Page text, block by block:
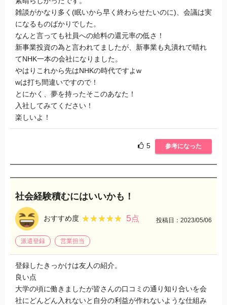
雑談がかなり多く(眠いから早く終わらせたいのに)、会議は実
になるものばかりでした。
なんと言っても社員への給料の還元率の低さ！
新事業投資の為と言われてましたが、新事業も丸潰れで晴れ
てNHK一本の会社になりました。
やはりこれから先はNHKの時代ですよw
wは打ち間違いですので！
とにかく、夢を持ったそこのあなた！
入社してみてください！
楽しいよ！
5 参考になった
社会経験積むにはいいかも！
おすすめ度 ★★★★★
★★★★★ 5点 投稿日：2023/05/06
派遣登録 営業担当
登録したきっかけは友人の紹介。
良い点
大学の頃に働きましたが皆さんの口コミの通り知り合いを会
社にどんどん入れないと自分の利益が作れないような仕組み